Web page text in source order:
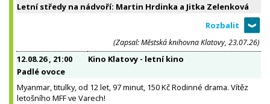
Letní středy na nádvoří: Martin Hrdinka a Jitka Zelenková
(Zapsal: Městská knihovna Klatovy, 23.07.26)
12.08.26, 21:00
Kino Klatovy - letní kino
Padlé ovoce
Myanmar, titulky, od 12 let, 97 minut, 150 Kč Rodinné drama. Vítěz
letošního MFF ve Varech!